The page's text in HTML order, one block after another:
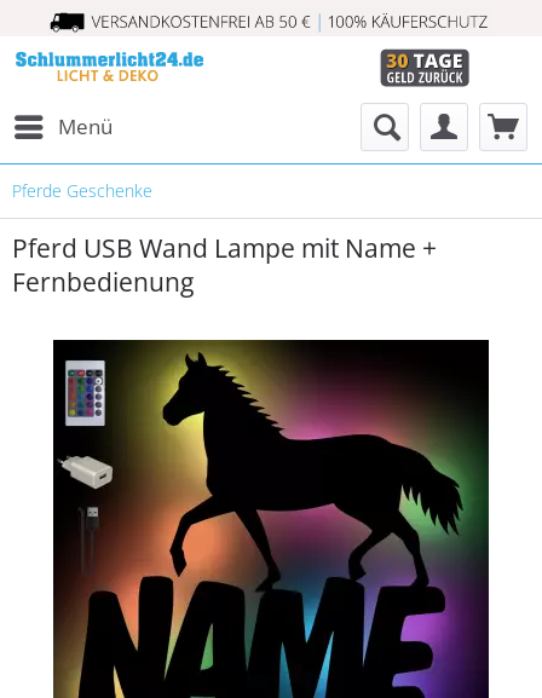
Menü
Pferde Geschenke
Pferd USB Wand Lampe mit Name +
Fernbedienung